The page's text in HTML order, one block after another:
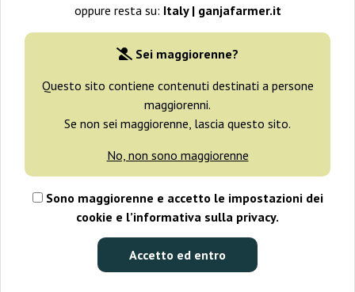
oppure resta su: Italy | ganjafarmer.it
Sei maggiorenne?
Questo sito contiene contenuti destinati a persone
maggiorenni.
Se non sei maggiorenne, lascia questo sito.
No, non sono maggiorenne
Sono maggiorenne e accetto le impostazioni dei
cookie e l’informativa sulla privacy.
Accetto ed entro
Ordinamento
+ omaggi